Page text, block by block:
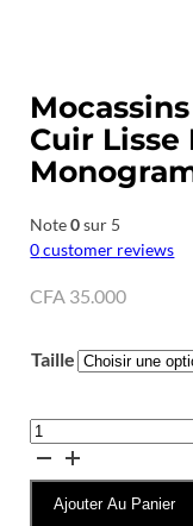
Cuir Lisse
Note0sur 5
0customer reviews
CFA 35.000
Taille
quantité
de
Mocassins
Ajouter Au Panier